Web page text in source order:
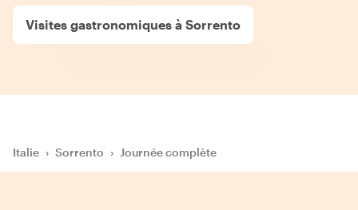
Visites gastronomiques à Sorrento
Italie › Sorrento › Journée complète